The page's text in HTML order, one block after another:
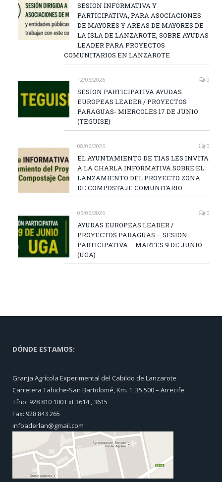
SESION INFORMATIVA Y
PARTICIPATIVA, PARA ASOCIACIONES
DE MAYORES Y AREAS DE MAYORES DE
LA ISLA DE LANZAROTE, SOBRE AYUDAS
LEADER PARA PROYECTOS
COMUNITARIOS EN LANZAROTE
12/06/2026 0
SESION PARTICIPATIVA AYUDAS
EUROPEAS LEADER / PROYECTOS
PARAGUAS- MIERCOLES 17 DE JUNIO
(TEGUISE)
08/06/2026 0
EL AYUNTAMIENTO DE TIAS LES INVITA
A LA CHARLA INFORMATIVA SOBRE EL
LANZAMIENTO DEL PROYECTO ZONA
DE COMPOSTAJE COMUNITARIO
05/06/2026 0
AYUDAS EUROPEAS LEADER /
PROYECTOS PARAGUAS – SESION
PARTICIPATIVA – MARTES 9 DE JUNIO
(UGA)
DÓNDE ESTAMOS:
Granja Agrícola Experimental del Cabildo de Lanzarote
Carretera Tahiche-San Bartolomé, Km. 1, 35.500 – Arrecife
Tfno: 928 810 100 Ext 3614 , 3615
Fax: 928 843 265
infoaderlan@gmail.com